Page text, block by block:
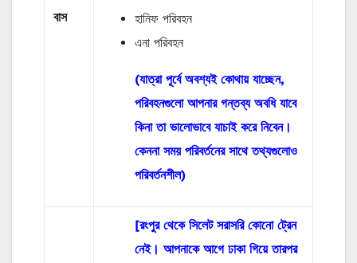
বাস
হানিফ পরিবহন
এনা পরিবহন
(যাত্রা পূর্বে অবশ্যই কোথায় যাচ্ছেন,
পরিবহনগুলো আপনার গন্তব্য অবধি যাবে
কিনা তা ভালোভাবে যাচাই করে নিবেন।
কেননা সময় পরিবর্তনের সাথে তথ্যগুলোও
পরিবর্তনশীল)
[রংপুর থেকে সিলেট সরাসরি কোনো ট্রেন
নেই। আপনাকে আগে ঢাকা গিয়ে তারপর